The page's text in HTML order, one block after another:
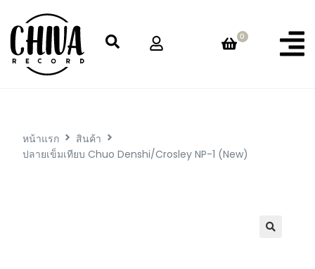
0
หน้าแรก
สินค้า
ปลายเข็มเทียบ Chuo Denshi/Crosley NP-1 (New)